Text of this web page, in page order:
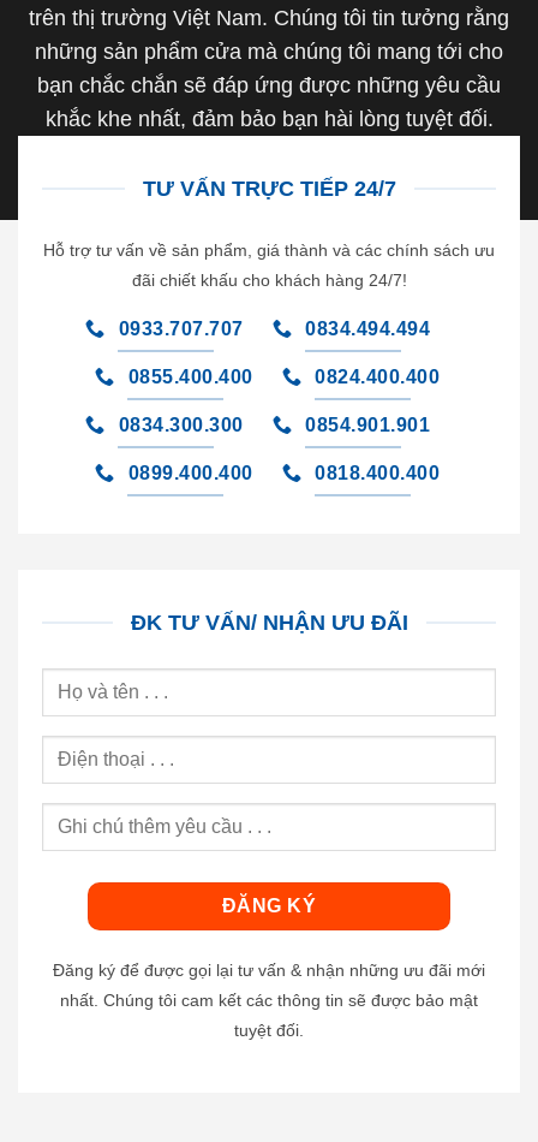
trên thị trường Việt Nam. Chúng tôi tin tưởng rằng
những sản phẩm cửa mà chúng tôi mang tới cho
bạn chắc chắn sẽ đáp ứng được những yêu cầu
khắc khe nhất, đảm bảo bạn hài lòng tuyệt đối.
TƯ VẤN TRỰC TIẾP 24/7
Hỗ trợ tư vấn về sản phẩm, giá thành và các chính sách ưu
đãi chiết khấu cho khách hàng 24/7!
0933.707.707 0834.494.494
0855.400.400 0824.400.400
0834.300.300 0854.901.901
0899.400.400 0818.400.400
ĐK TƯ VẤN/ NHẬN ƯU ĐÃI
Đăng ký để được gọi lại tư vấn & nhận những ưu đãi mới
nhất. Chúng tôi cam kết các thông tin sẽ được bảo mật
tuyệt đối.